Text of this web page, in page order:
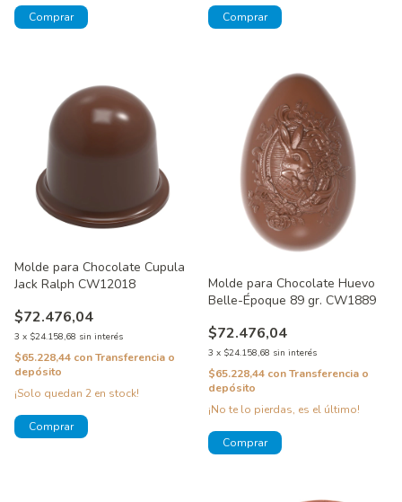
Molde para Chocolate Cupula
Jack Ralph CW12018
$72.476,04
3 x $24.158,68 sin interés
$65.228,44 conTransferencia o
depósito
¡Solo quedan 2 en stock!
Molde para Chocolate Huevo
Belle-Époque 89 gr. CW1889
$72.476,04
3 x $24.158,68 sin interés
$65.228,44 conTransferencia o
depósito
¡No te lo pierdas, es el último!